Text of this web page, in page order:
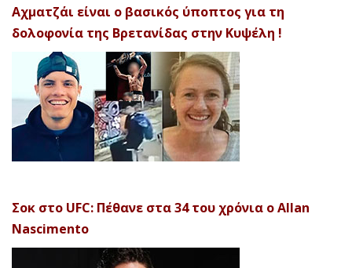
Αχματζάι είναι ο βασικός ύποπτος για τη
δολοφονία της Βρετανίδας στην Κυψέλη !
Σοκ στο UFC: Πέθανε στα 34 του χρόνια ο Allan
Nascimento